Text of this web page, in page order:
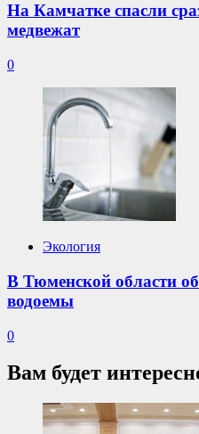
На Камчатке спасли
медвежат
0
Экология
В Тюменской области
водоемы
0
Вам будет